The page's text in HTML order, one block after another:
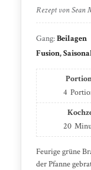
Rezept von Sean
Gang:Beilagen
Fusion,
4
20
Feurige grüne
der Pfanne